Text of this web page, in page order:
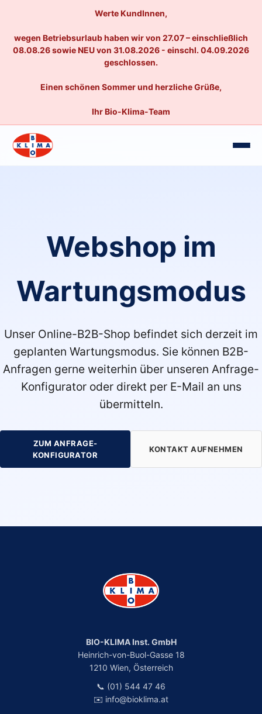
Werte KundInnen,
wegen Betriebsurlaub haben wir von 27.07 – einschließlich
08.08.26 sowie NEU von 31.08.2026 - einschl. 04.09.2026
geschlossen.
Einen schönen Sommer und herzliche Grüße,
Ihr Bio-Klima-Team
Webshop im
Wartungsmodus
Unser Online-B2B-Shop befindet sich derzeit im
geplanten Wartungsmodus. Sie können B2B-
Anfragen gerne weiterhin über unseren Anfrage-
Konfigurator oder direkt per E-Mail an uns
übermitteln.
ZUM ANFRAGE-
KONFIGURATOR
KONTAKT AUFNEHMEN
BIO-KLIMA Inst. GmbH
Heinrich-von-Buol-Gasse 18
1210 Wien, Österreich
📞 (01) 544 47 46
✉️ info@bioklima.at